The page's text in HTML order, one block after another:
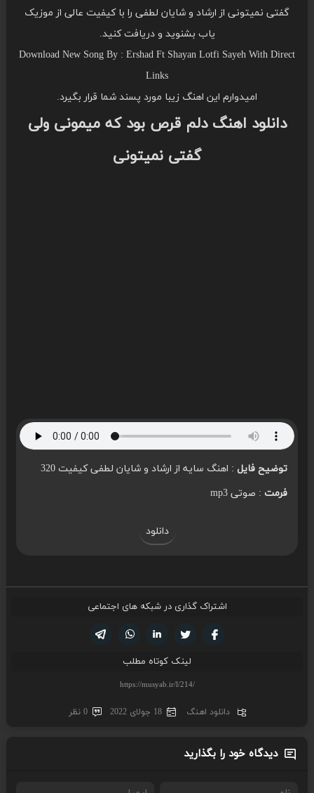
گفتی نمیتونی از ارشاد و شایان لطفی را با کیفیت عالی از موزیک
یاب بشنوید و دریافت کنید.
Download New Song By : Ershad Ft Shayan Lotfi Sayeh With Direct
Links
امیدوارم این اهنگ زیبا مورد پسند شما قرار بگیرد.
دانلود اهنگ دلم قرص بود که میمونی ولی
گفتی نمیتونی
توضیح فایل: اهنگ سایه از ارشاد و شایان لطفی کیفیت 320
فرمت: صوتی mp3
دانلود
اشتراک گذاری در شبکه های اجتماعی
لینکدین تویتر
فیسوک
لینک کوتاه مطلب
دانلود اهنگ 18 جولای 2022 0 نظر
دیدگاه خود را بگذارید